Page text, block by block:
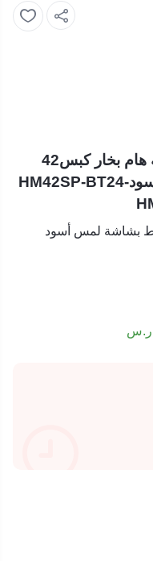
كاوية كبس 42 بوصة هام - كاوية هام بخار كبس42
بوصة 2200واط بشاشة لمس أسود-HM42SP-BT24